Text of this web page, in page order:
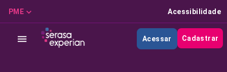
PME Acessibilidade
Acessar Cadastrar